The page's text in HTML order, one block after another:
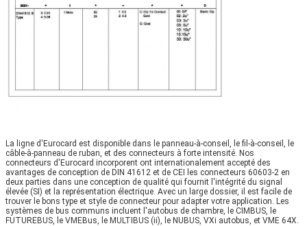
La ligne d'Eurocard est disponible dans le panneau-à-conseil, le fil-à-conseil, le
câble-à-panneau de ruban, et des connecteurs à forte intensité. Nos
connecteurs d'Eurocard incorporent ont internationalement accepté des
avantages de conception de DIN 41612 et de CEI les connecteurs 60603-2 en
deux parties dans une conception de qualité qui fournit l'intégrité du signal
élevée (SI) et la représentation électrique. Avec un large dossier, il est facile de
trouver le bons type et style de connecteur pour adapter votre application. Les
systèmes de bus communs incluent l'autobus de chambre, le CIMBUS, le
FUTUREBUS, le VMEBus, le MULTIBUS (ii), le NUBUS, VXi autobus, et VME 64X.